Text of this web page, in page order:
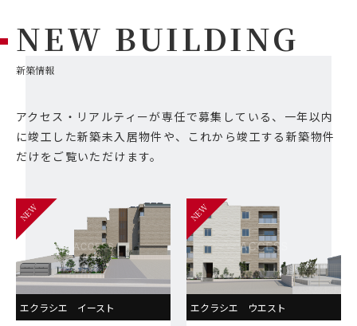
NEW BUILDING
新築情報
アクセス・リアルティーが専任で募集している、一年以内
に竣工した新築未入居物件や、これから竣工する新築物件
だけをご覧いただけます。
NEW
エクラシエ イースト
NEW
エクラシエ ウエスト